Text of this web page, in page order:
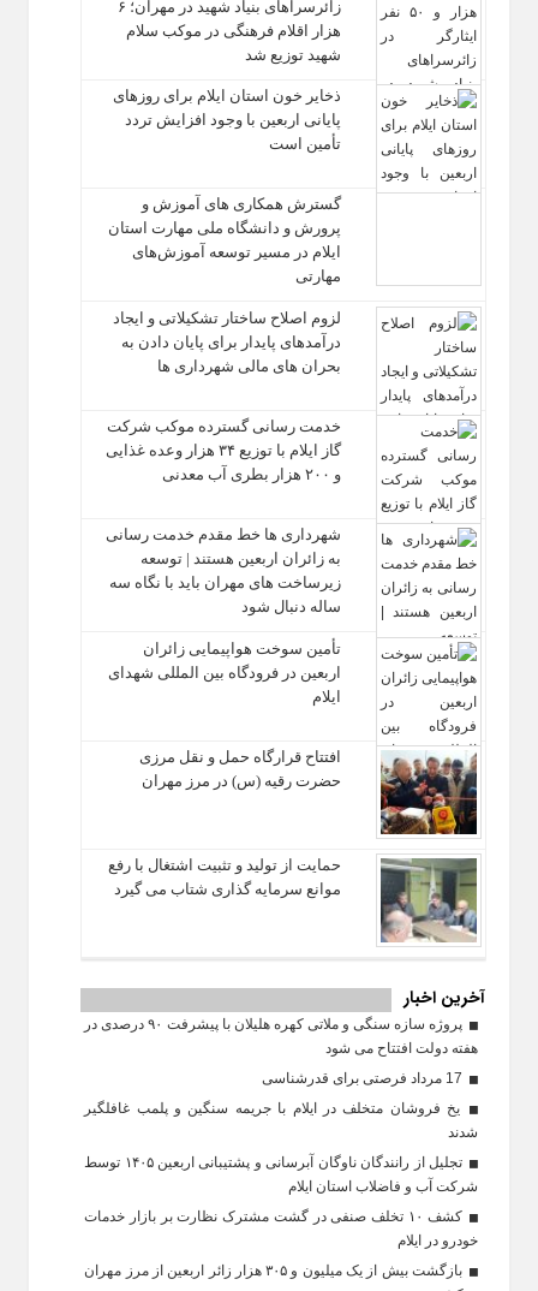
زائرسراهای بنیاد شهید در مهران؛ ۶
هزار اقلام فرهنگی در موکب سلام
شهید توزیع شد
ذخایر خون استان ایلام برای روزهای
پایانی اربعین با وجود افزایش تردد
تأمین است
گسترش همکاری‌ های آموزش و
پرورش و دانشگاه ملی مهارت استان
ایلام در مسیر توسعه آموزش‌های
مهارتی
لزوم اصلاح ساختار تشکیلاتی و ایجاد
درآمدهای پایدار برای پایان دادن به
بحران‌ های مالی شهرداری‌ ها
خدمت رسانی گسترده موکب شرکت
گاز ایلام با توزیع ۳۴ هزار وعده غذایی
و ۲۰۰ هزار بطری آب معدنی
شهرداری‌ ها خط مقدم خدمت ‌رسانی
به زائران اربعین هستند | توسعه
زیرساخت ‌های مهران باید با نگاه سه‌
ساله دنبال شود
تأمین سوخت هواپیمایی زائران
اربعین در فرودگاه بین المللی شهدای
ایلام
افتتاح قرارگاه حمل‌ و نقل مرزی
حضرت رقیه (س) در مرز مهران
حمایت از تولید و تثبیت اشتغال با رفع
موانع سرمایه‌ گذاری شتاب می‌ گیرد
آخرین اخبار
پروژه سازه سنگی و ملاتی کهره هلیلان با پیشرفت ۹۰ درصدی در
هفته دولت افتتاح می شود
یخ‌ فروشان متخلف در ایلام با جریمه سنگین و پلمب غافلگیر
شدند
تجلیل از رانندگان ناوگان آبرسانی و پشتیبانی اربعین ۱۴۰۵ توسط
شرکت آب و فاضلاب استان ایلام
کشف ۱۰ تخلف صنفی در گشت مشترک نظارت بر بازار خدمات
خودرو در ایلام
بازگشت بیش از یک میلیون و ۳۰۵ هزار زائر اربعین از مرز مهران